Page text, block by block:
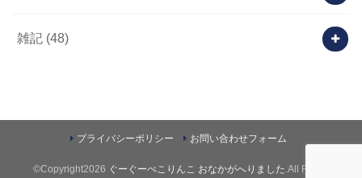
雑記 (48)
プライバシーポリシー お問い合わせフォーム
©Copyright2026 ぐーぐーぺこりんこ おなかがへりました .All Rights